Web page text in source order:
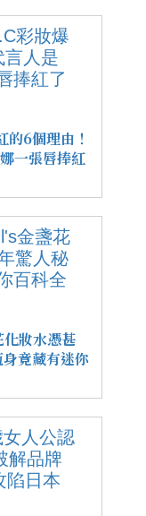
的6個理由！
一張唇捧紅
妝水憑甚
竟藏有迷你